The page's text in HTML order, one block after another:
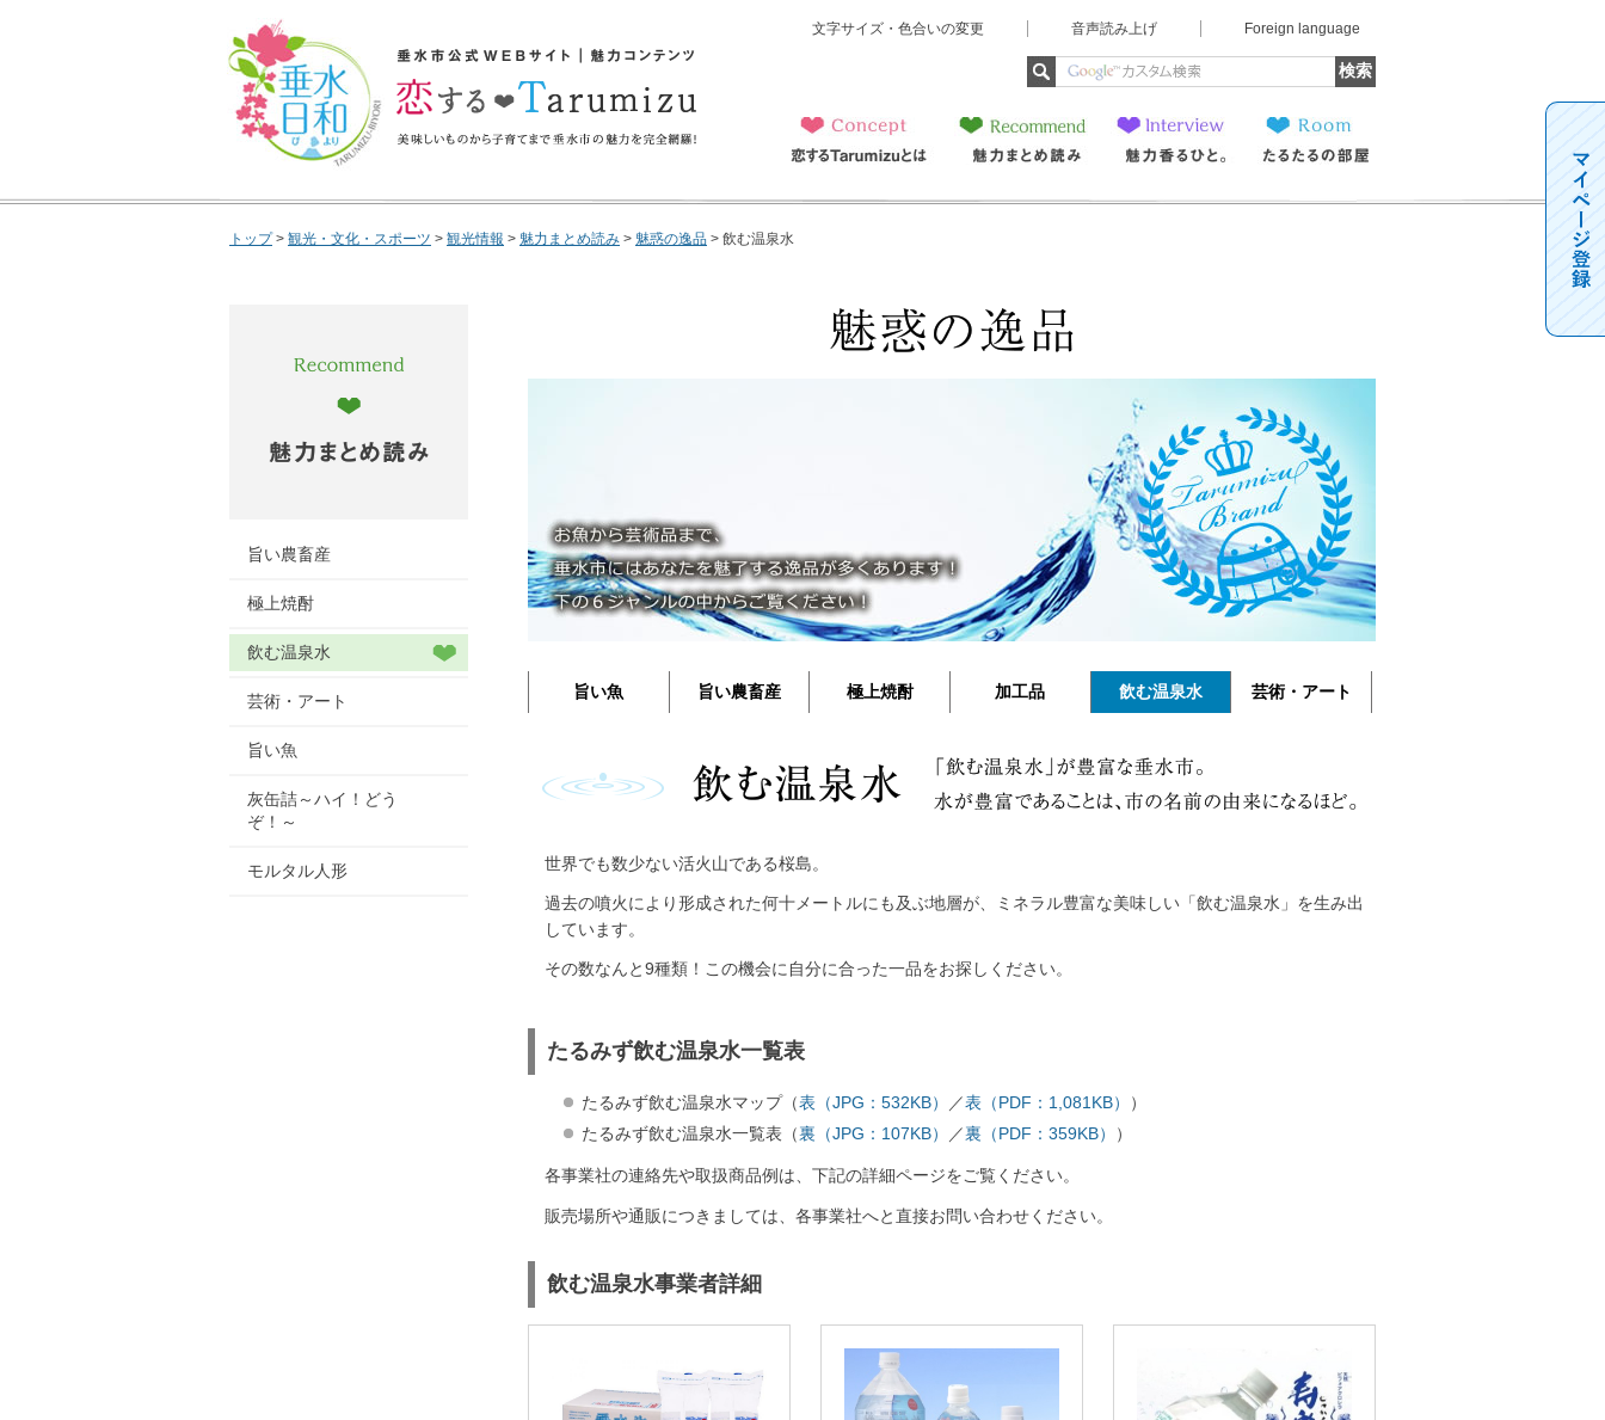
垂水日和
するTarumizu 美味しいものから子育てま
で垂水市の魅力を完全網羅！
文字サイズ・色合いの変更 音声読み上げ Foreign language
恋するTarumizu
とは
魅力まとめ読み 魅力香るひと。 たるたるの部屋
トップ> 観光・文化・スポーツ > 観光情報 > 魅力まとめ読み > 魅惑の逸品 > 飲む温泉水
旨い農畜産
極上焼酎
飲む温泉水
芸術・アート
旨い魚
灰缶詰～ハイ！どう
ぞ！～
モルタル人形
お魚から芸術品まで、垂水市にはあなたを魅了する逸品が多くあります！下の6ジャンルの中からご覧ください！
旨い魚 旨い農畜産 極上焼酎 加工品 飲む温泉水 芸術・アート
世界でも数少ない活火山である桜島。
過去の噴火により形成された何十メートルにも及ぶ地層が、ミネラル豊富な美味しい「飲む温泉水」を生み出
しています。
その数なんと9種類！この機会に自分に合った一品をお探しください。
たるみず飲む温泉水一覧表
たるみず飲む温泉水マップ（表（JPG：532KB） ／表（PDF：1,081KB）
）
たるみず飲む温泉水一覧表（裏（JPG：107KB） ／裏（PDF：359KB） ）
各事業社の連絡先や取扱商品例は、下記の詳細ページをご覧ください。
販売場所や通販につきましては、各事業社へと直接お問い合わせください。
飲む温泉水事業者詳細